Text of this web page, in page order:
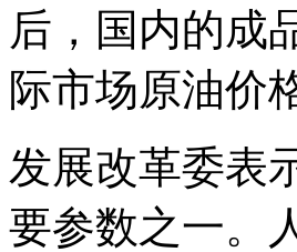
后，国内的成
际市场原油价
发展改革委表
要参数之一。